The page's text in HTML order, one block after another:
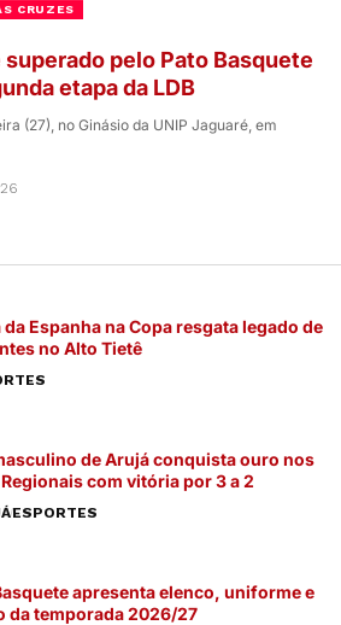
CRUZES
pelo Pato Basquete
etapa da LDB
(27), no Ginásio da UNIP Jaguaré, em
Espanha na Copa resgata legado de
no Alto Tietê
de Arujá conquista ouro nos
com vitória por 3 a 2
ESPORTES
apresenta elenco, uniforme e
da temporada 2026/27